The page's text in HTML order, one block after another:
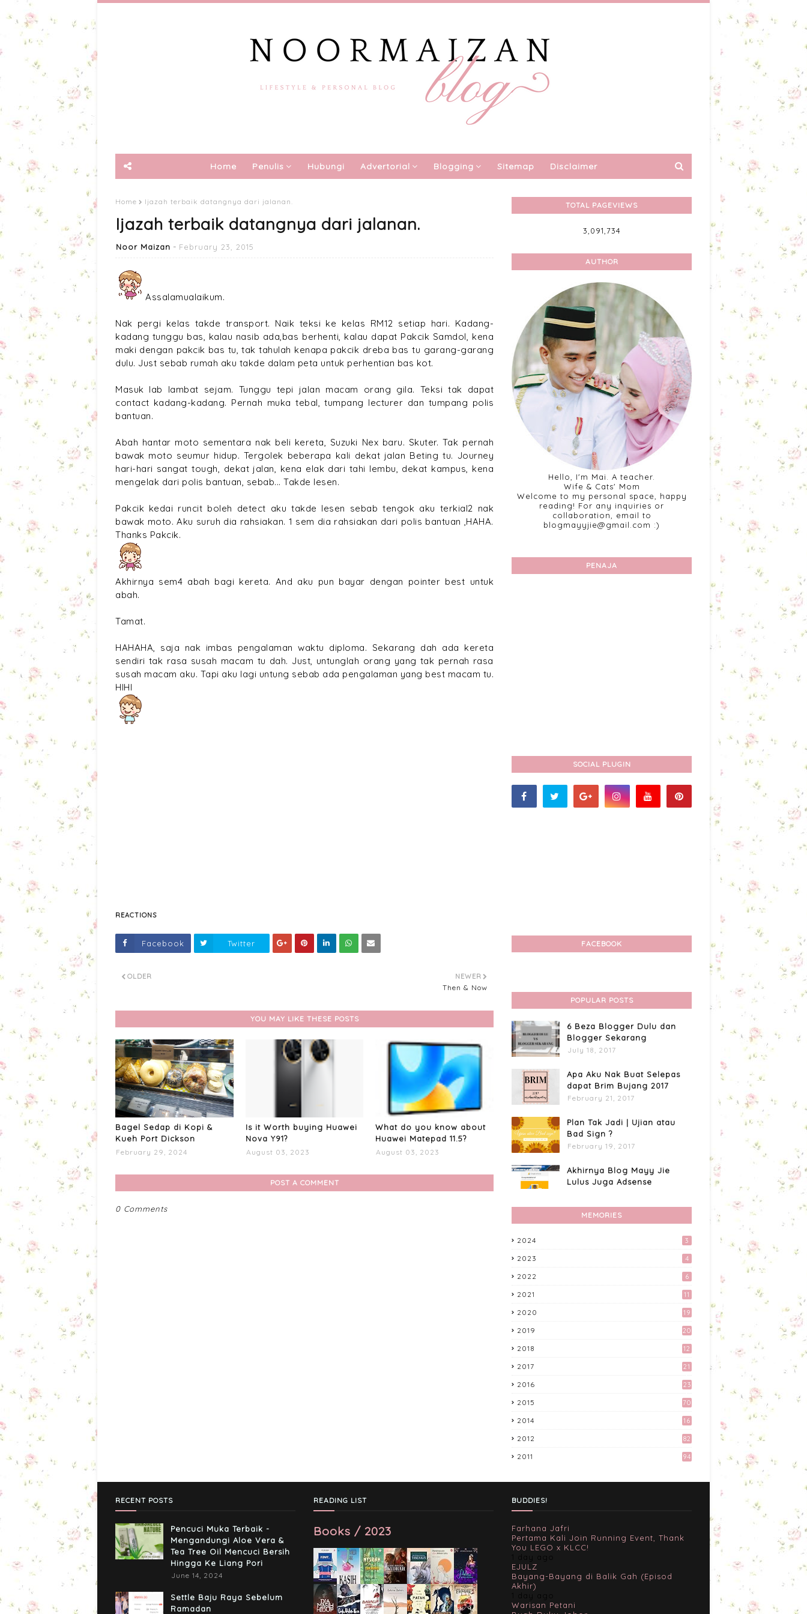
Home Penulis Hubungi Advertorial Blogging Sitemap Disclaimer
Home Ijazah terbaik datangnya dari jalanan.
Ijazah terbaik datangnya dari jalanan.
Noor Maizan February 23, 2015
Assalamualaikum.
Nak pergi kelas takde transport. Naik teksi ke kelas RM12 setiap hari. Kadang-
kadang tunggu bas, kalau nasib ada,bas berhenti, kalau dapat Pakcik Samdol, kena
maki dengan pakcik bas tu, tak tahulah kenapa pakcik dreba bas tu garang-garang
dulu. Just sebab rumah aku takde dalam peta untuk perhentian bas kot.
Masuk lab lambat sejam. Tunggu tepi jalan macam orang gila. Teksi tak dapat
contact kadang-kadang. Pernah muka tebal, tumpang lecturer dan tumpang polis
bantuan.
Abah hantar moto sementara nak beli kereta, Suzuki Nex baru. Skuter. Tak pernah
bawak moto seumur hidup. Tergolek beberapa kali dekat jalan Beting tu. Journey
hari-hari sangat tough, dekat jalan, kena elak dari tahi lembu, dekat kampus, kena
mengelak dari polis bantuan, sebab... Takde lesen.
Pakcik kedai runcit boleh detect aku takde lesen sebab tengok aku terkial2 nak
bawak moto. Aku suruh dia rahsiakan. 1 sem dia rahsiakan dari polis bantuan ,HAHA.
Thanks Pakcik.
Akhirnya sem4 abah bagi kereta. And aku pun bayar dengan pointer best untuk
abah.
Tamat.
HAHAHA, saja nak imbas pengalaman waktu diploma. Sekarang dah ada kereta
sendiri tak rasa susah macam tu dah. Just, untunglah orang yang tak pernah rasa
susah macam aku. Tapi aku lagi untung sebab ada pengalaman yang best macam tu.
HIHI
REACTIONS
Facebook Twitter
NEWER
Then & Now
OLDER
YOU MAY LIKE THESE POSTS
Bagel Sedap di Kopi &
Kueh Port Dickson
February 29, 2024
Is it Worth buying Huawei
Nova Y91?
August 03, 2023
What do you know about
Huawei Matepad 11.5?
August 03, 2023
POST A COMMENT
0 Comments
TOTAL PAGEVIEWS
3,091,734
AUTHOR
Hello, I'm Mai. A teacher.
Wife & Cats' Mom
Welcome to my personal space, happy
reading! For any inquiries or
collaboration, email to
blogmayyjie@gmail.com :)
PENAJA
SOCIAL PLUGIN
FACEBOOK
POPULAR POSTS
6 Beza Blogger Dulu dan
Blogger Sekarang
July 18, 2017
Apa Aku Nak Buat Selepas
dapat Brim Bujang 2017
February 21, 2017
Plan Tak Jadi | Ujian atau
Bad Sign ?
February 19, 2017
Akhirnya Blog Mayy Jie
Lulus Juga Adsense
Apa Aku Buat Dengan
Kali Pertama Tempah Header
MEMORIES
2024 3
2023 4
2022 6
2021 11
2020 19
2019 20
2018
12
2017
21
2016
23
2015 70
2014 16
2012 82
2011 94
RECENT POSTS
Pencuci Muka Terbaik -
Mengandungi Aloe Vera &
Tea Tree Oil Mencuci Bersih
Hingga Ke Liang Pori
June 14, 2024
Settle Baju Raya Sebelum
Ramadan
READING LIST
Books / 2023
BUDDIES!
Farhana Jafri
Pertama Kali Join Running Event, Thank
You LEGO x KLCC!
EJULZ
Bayang-Bayang di Balik Gah (Episod
Akhir)
Warisan Petani